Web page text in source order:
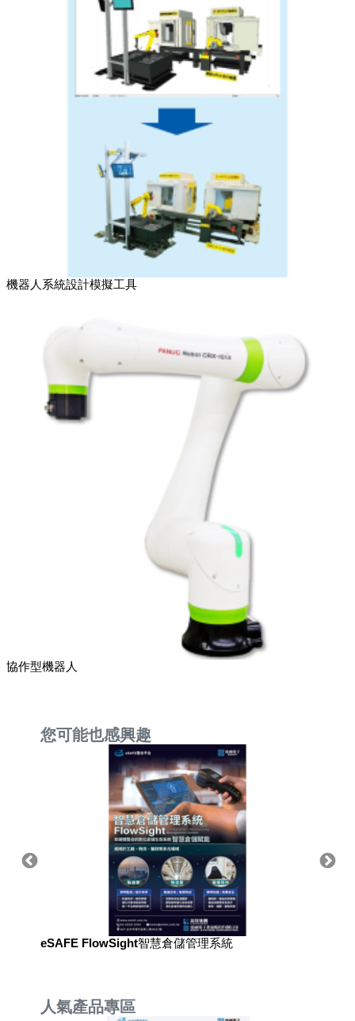
機器人系統設計模擬工具
協作型機器人
您可能也感興趣
eSAFE FlowSight智慧倉儲管理系統
人氣產品專區